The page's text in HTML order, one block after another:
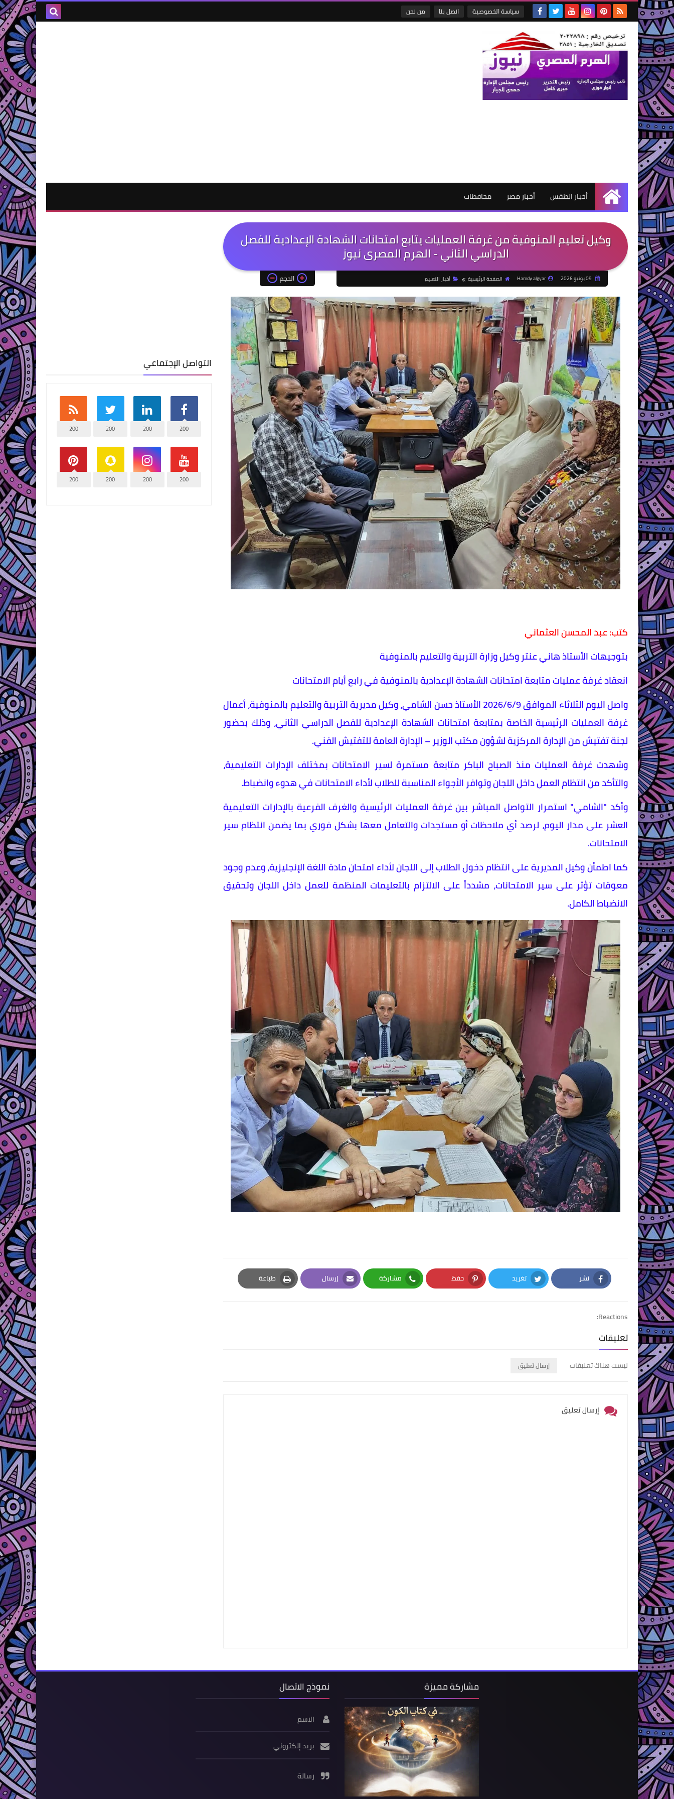
سياسة الخصوصية اتصل بنا من نحن
الرئيسية
أخبار الطقس أخبار مصر محافظات
وكيل تعليم المنوفية من غرفة العمليات يتابع امتحانات الشهادة الإعدادية للفصل
الدراسي الثاني - الهرم المصرى نيوز
Hamdy algyar الصفحة الرئيسية أخبار التعليم الحجم
كتب: عبد المحسن العثماني
بتوجيهات الأستاذ هاني عنتر وكيل وزارة التربية والتعليم بالمنوفية
انعقاد غرفة عمليات متابعة امتحانات الشهادة الإعدادية بالمنوفية في رابع أيام الامتحانات
واصل اليوم الثلاثاء الموافق 2026/6/9 الأستاذ حسن الشامي، وكيل مديرية التربية والتعليم بالمنوفية، أعمال
غرفة العمليات الرئيسية الخاصة بمتابعة امتحانات الشهادة الإعدادية للفصل الدراسي الثاني، وذلك بحضور
لجنة تفتيش من الإدارة المركزية لشؤون مكتب الوزير – الإدارة العامة للتفتيش الفني.
وشهدت غرفة العمليات منذ الصباح الباكر متابعة مستمرة لسير الامتحانات بمختلف الإدارات التعليمية،
والتأكد من انتظام العمل داخل اللجان وتوافر الأجواء المناسبة للطلاب لأداء الامتحانات في هدوء وانضباط.
وأكد "الشامي" استمرار التواصل المباشر بين غرفة العمليات الرئيسية والغرف الفرعية بالإدارات التعليمية
العشر على مدار اليوم، لرصد أي ملاحظات أو مستجدات والتعامل معها بشكل فوري بما يضمن انتظام سير
الامتحانات.
كما اطمأن وكيل المديرية على انتظام دخول الطلاب إلى اللجان لأداء امتحان مادة اللغة الإنجليزية، وعدم وجود
معوقات تؤثر على سير الامتحانات، مشدداً على الالتزام بالتعليمات المنظمة للعمل داخل اللجان وتحقيق
الانضباط الكامل.
نشر
Facebook
تغريد
Twitter
حفظ
Pinterest
مشاركة
Whatsapp
إرسال
Email
طباعة
Print
Reactions:
تعليقات
ليست هناك تعليقات إرسال تعليق
إرسال تعليق
التواصل الإجتماعي
200
200
200
200
200
200
200
200
مشاركة مميزة نموذج الاتصال
الاسم
بريد إلكتروني
رسالة